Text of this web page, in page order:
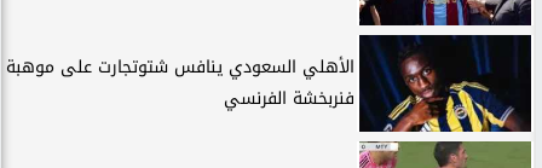
الأهلي السعودي ينافس شتوتجارت على موهبة
فنربخشة الفرنسي